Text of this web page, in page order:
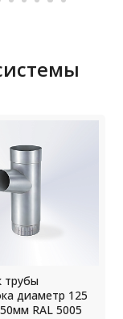
трубы
диаметр 125
RAL 5005